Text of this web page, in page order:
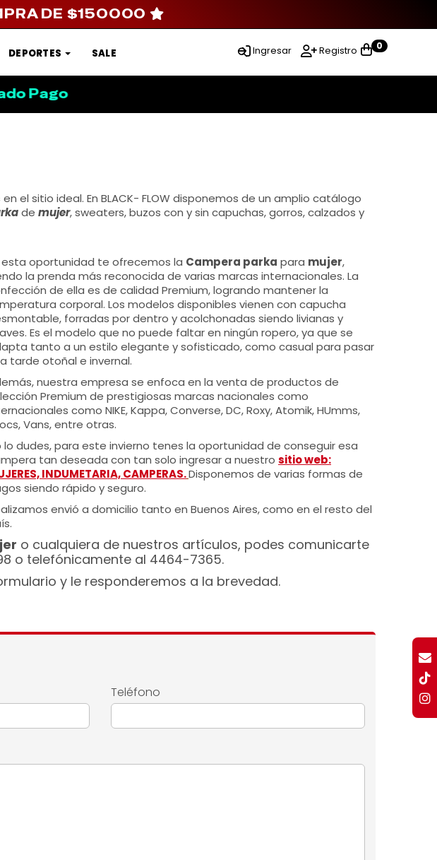
Ingresar Registro 0
DEPORTES SALE
DE $150000
Pago
sitio ideal. En BLACK- FLOW disponemos de un amplio catálogo
de mujer, sweaters, buzos con y sin capuchas, gorros, calzados y
esta oportunidad te ofrecemos la Campera parka para mujer,
la prenda más reconocida de varias marcas internacionales. La
de ella es de calidad Premium, logrando mantener la
corporal. Los modelos disponibles vienen con capucha
forradas por dentro y acolchonadas siendo livianas y
Es el modelo que no puede faltar en ningún ropero, ya que se
tanto a un estilo elegante y sofisticado, como casual para pasar
tarde otoñal e invernal.
nuestra empresa se enfoca en la venta de productos de
Premium de prestigiosas marcas nacionales como
como NIKE, Kappa, Converse, DC, Roxy, Atomik, HUmms,
Vans, entre otras.
lo dudes, para este invierno tenes la oportunidad de conseguir esa
tan deseada con tan solo ingresar a nuestro sitio web:
INDUMETARIA, CAMPERAS.Disponemos de varias formas de
siendo rápido y seguro.
envió a domicilio tanto en Buenos Aires, como en el resto del
o cualquiera de nuestros artículos, podes comunicarte
o telefónicamente al 4464-7365.
y le responderemos a la brevedad.
Teléfono